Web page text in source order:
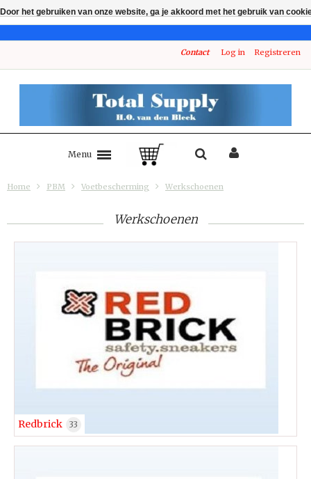
Contact Log in Registreren
Menu
Home PBM Voetbescherming Werkschoenen
Werkschoenen
Redbrick 33
Door het gebruiken van onze website, ga je akkoord met het gebruik van